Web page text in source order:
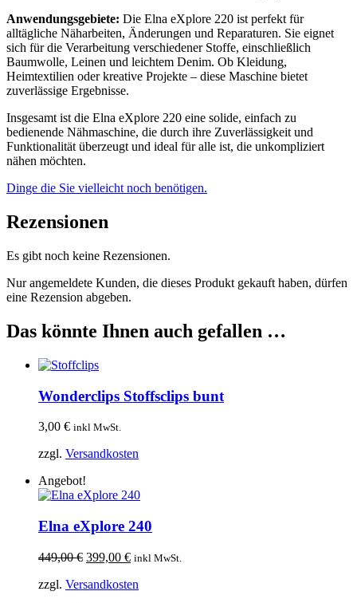
Anwendungsgebiete: Die Elna eXplore 220 ist perfekt für
alltägliche Näharbeiten, Änderungen und Reparaturen. Sie eignet
sich für die Verarbeitung verschiedener Stoffe, einschließlich
Baumwolle, Leinen und leichtem Denim. Ob Kleidung,
Heimtextilien oder kreative Projekte – diese Maschine bietet
zuverlässige Ergebnisse.
Insgesamt ist die Elna eXplore 220 eine solide, einfach zu
bedienende Nähmaschine, die durch ihre Zuverlässigkeit und
Funktionalität überzeugt und ideal für alle ist, die unkompliziert
nähen möchten.
Dinge die Sie vielleicht noch benötigen.
Rezensionen
Es gibt noch keine Rezensionen.
Nur angemeldete Kunden, die dieses Produkt gekauft haben, dürfen
eine Rezension abgeben.
Das könnte Ihnen auch gefallen …
Wonderclips Stoffsclips bunt
3,00 € inkl MwSt.
zzgl. Versandkosten
Angebot!
Elna eXplore 240
449,00€ Ursprünglicher
war:
399,00 €Aktueller
ist:
inkl MwSt.
zzgl. Versandkosten